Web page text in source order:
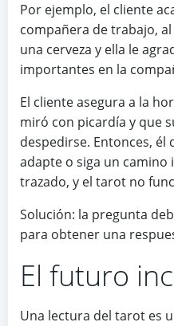
Por ejemplo, el cliente
compañera de trabajo,
una cerveza y ella le
importantes en la
El cliente asegura a la
miró con picardía y que
despedirse. Entonces,
adapte o siga un camino
trazado, y el tarot no
Solución: la pregunta
para obtener una
El futuro
Una lectura del tarot es